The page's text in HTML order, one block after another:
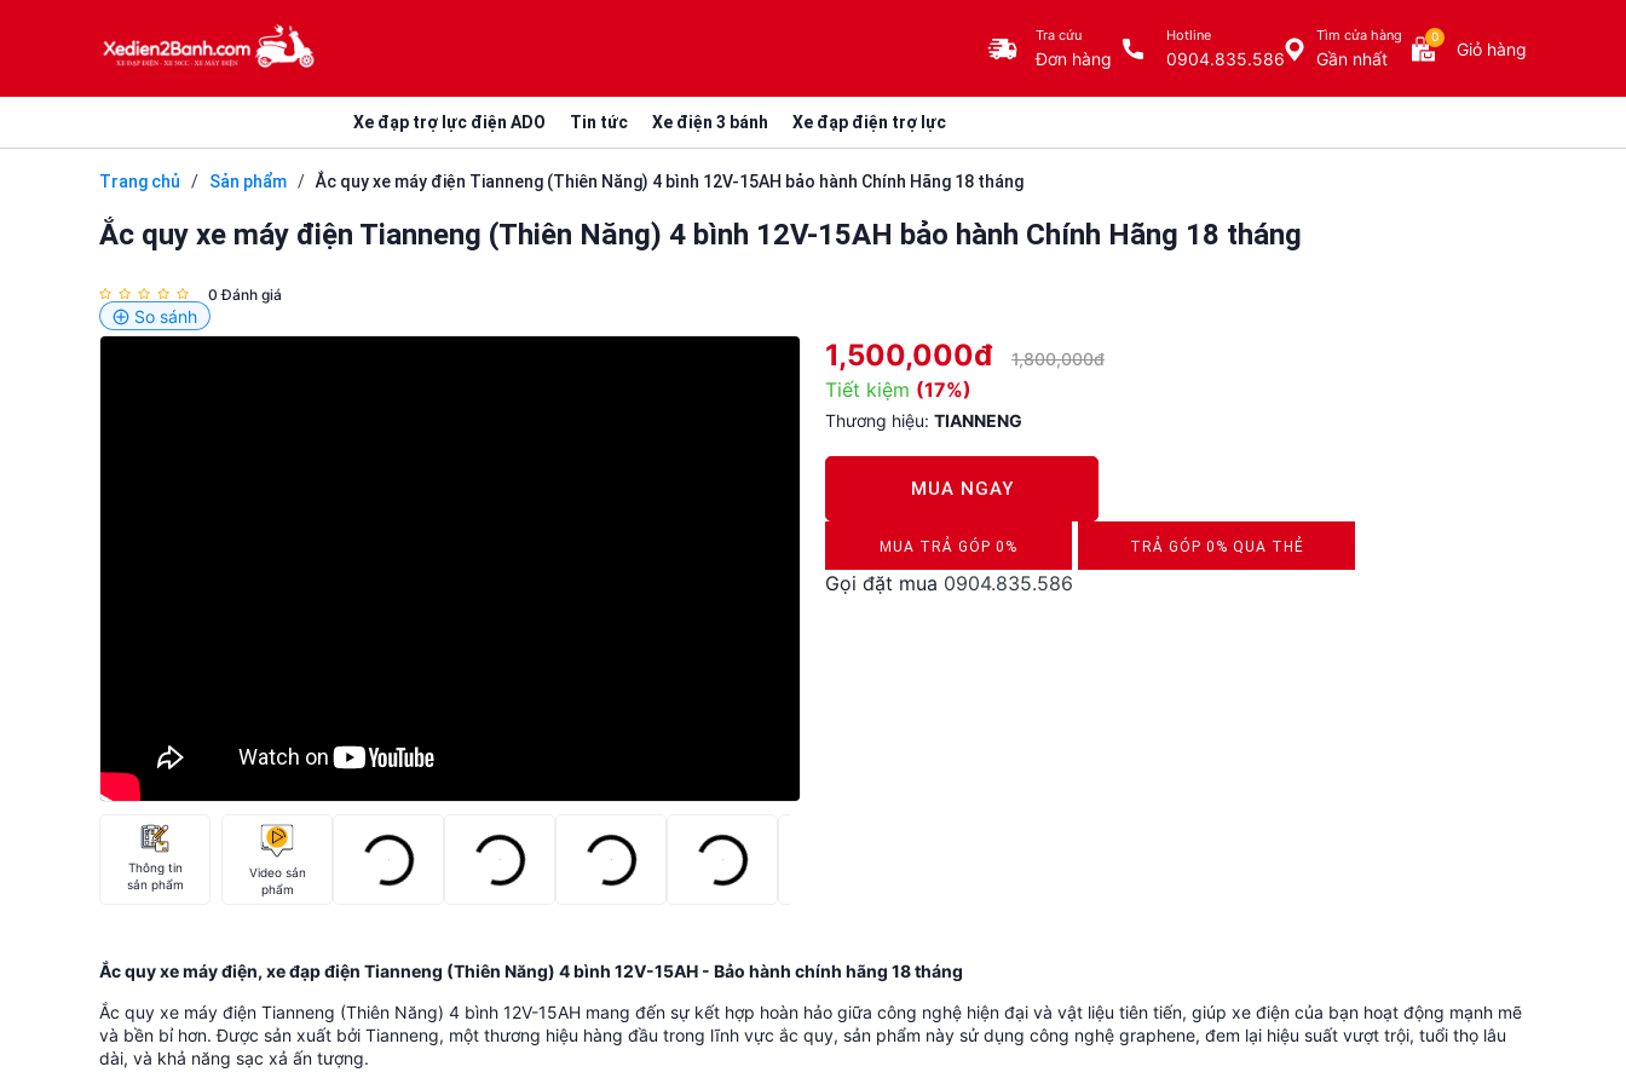
Tra cứu
Đơn hàng
Hotline
0904.835.586
Tìm cửa hàng
Gần nhất
0
Giỏ hàng
Xe đạp trợ lực điện ADO Tin tức Xe điện 3 bánh Xe đạp điện trợ lực
Trang chủ / Sản phẩm / Ắc quy xe máy điện Tianneng (Thiên Năng) 4 bình 12V-15AH bảo hành Chính Hãng 18 tháng
Ắc quy xe máy điện Tianneng (Thiên Năng) 4 bình 12V-15AH bảo hành Chính Hãng 18 tháng
0 Đánh giá
So sánh
Thông tin
sản phẩm
Video sản
phẩm
1,500,000đ 1,800,000đ
Tiết kiệm (17%)
Thương hiệu: TIANNENG
MUA NGAY
MUA TRẢ GÓP 0%
DUYỆT HỒ SƠ RONG 5 PHÚT
TRẢ GÓP 0% QUA THẺ
Gọi đặt mua 0904.835.586
Ắc quy xe máy điện, xe đạp điện Tianneng (Thiên Năng) 4 bình 12V-15AH - Bảo hành chính hãng 18 tháng
Ắc quy xe máy điện Tianneng (Thiên Năng) 4 bình 12V-15AH mang đến sự kết hợp hoàn hảo giữa công nghệ hiện đại và vật liệu tiên tiến, giúp xe điện của bạn hoạt động mạnh mẽ
và bền bỉ hơn. Được sản xuất bởi Tianneng, một thương hiệu hàng đầu trong lĩnh vực ắc quy, sản phẩm này sử dụng công nghệ graphene, đem lại hiệu suất vượt trội, tuổi thọ lâu
dài, và khả năng sạc xả ấn tượng.